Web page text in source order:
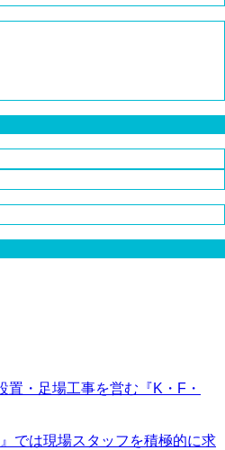
』では現場スタッフを積極的に求